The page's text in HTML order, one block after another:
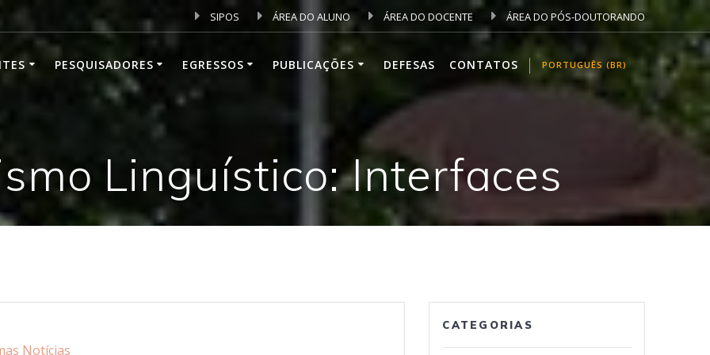
SIPOS ÁREA DO ALUNO ÁREA DO DOCENTE ÁREA DO PÓS-DOUTORANDO
PESQUISADORES EGRESSOS PUBLICAÇÕES DEFESAS CONTATOS PORTUGUÊS (BR)
Linguístico: Interfaces
Notícias
CATEGORIAS